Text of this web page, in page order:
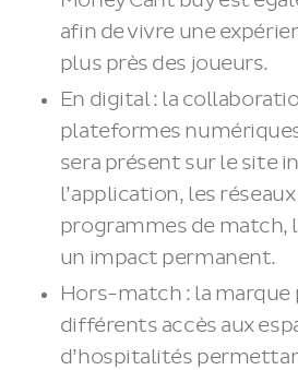
afin de vivre une
plus près des joueurs.
En digital : la
plateformes
sera présent sur le site
l’application, les
programmes de
un impact permanent.
Hors-match : la marque
différents accès aux
d’hospitalités